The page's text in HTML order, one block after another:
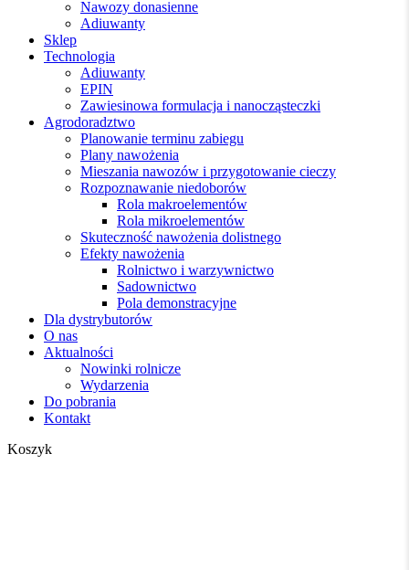
Nawozy donasienne
Adiuwanty
Sklep
Technologia
Adiuwanty
EPIN
Zawiesinowa formulacja i nanocząsteczki
Agrodoradztwo
Planowanie terminu zabiegu
Plany nawożenia
Mieszania nawozów i przygotowanie cieczy
Rozpoznawanie niedoborów
Rola makroelementów
Rola mikroelementów
Skuteczność nawożenia dolistnego
Efekty nawożenia
Rolnictwo i warzywnictwo
Sadownictwo
Pola demonstracyjne
Dla dystrybutorów
O nas
Aktualności
Nowinki rolnicze
Wydarzenia
Do pobrania
Kontakt
KoszykZamknij